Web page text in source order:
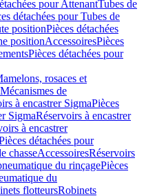
pour AttenantTubes de
détachées pour Tubes de
positionPièces détachées
positionAccessoiresPièces
Pièces détachées pour
rosaces et
Mécanismes de
à encastrer SigmaPièces
SigmaRéservoirs à encastrer
à encastrer
détachées pour
chasseAccessoiresRéservoirs
du rinçagePièces
du
flotteursRobinets